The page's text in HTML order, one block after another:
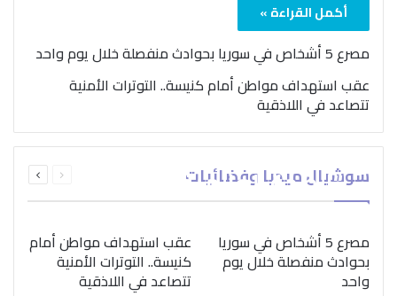
أكمل القراءة »
مصرع 5 أشخاص في سوريا بحوادث منفصلة خلال يوم واحد
عقب استهداف مواطن أمام كنيسة.. التوترات الأمنية
تتصاعد في اللاذقية
سوشيال ميديا وفضائيات الصفحةالصفحة
بمناسبة اليوم الدولي..
“الصحة العالمية” تؤكد
ضرورة اتباع نهج متكامل
لمواجهة إدمان المخدرات
مصرع 5 أشخاص في سوريا
بحوادث منفصلة خلال يوم
واحد
عقب استهداف مواطن أمام
كنيسة.. التوترات الأمنية
تتصاعد في اللاذقية